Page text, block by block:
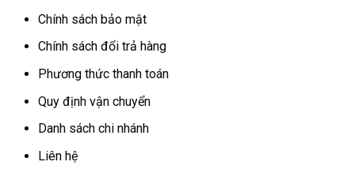
Chính sách bảo mật
Chính sách đổi trả hàng
Phương thức thanh toán
Quy định vận chuyển
Danh sách chi nhánh
Liên hệ